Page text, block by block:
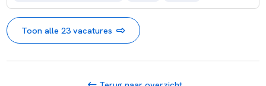
Toon alle 23 vacatures